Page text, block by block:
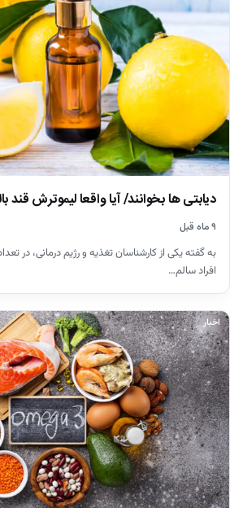
دیابتی ها بخوانند/ آیا واقعا لیموترش قند
۹ ماه قبل
به گفته‌ یکی از کارشناسان تغذیه و رژیم‌ درمانی، در
افراد سالم…
اخبار